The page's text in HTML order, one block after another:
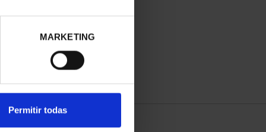
MARKETING
Permitir todas